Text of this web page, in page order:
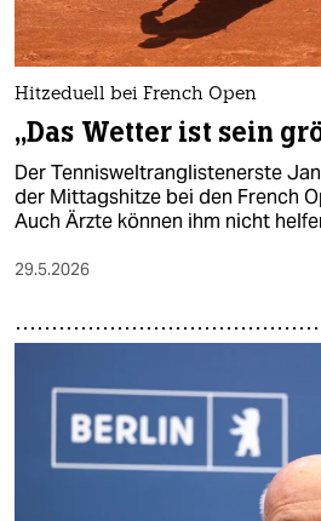
Hitzeduell bei French Open
„Das Wetter ist sein
Der Tennisweltranglistenerste
der Mittagshitze bei den French
Auch Ärzte können ihm nicht
29.5.2026